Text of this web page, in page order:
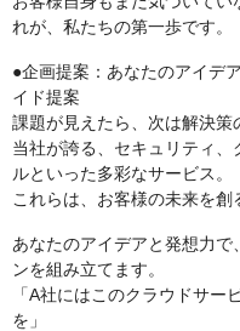
れが、私たちの第一歩です。
●企画提案：あなたのアイデ
イド提案
課題が見えたら、次は解決策
当社が誇る、セキュリティ
ルといった多彩なサービス。
これらは、お客様の未来を創
あなたのアイデアと発想力で
ンを組み立てます。
「A社にはこのクラウドサ
を」